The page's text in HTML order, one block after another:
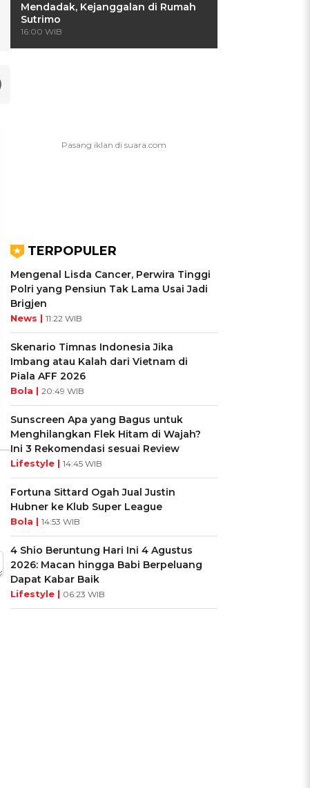
KUIS: Sepatu Mana yang
Cocok dengan
Ikuti Kuisnya ➔
Mendadak, Kejanggalan di Rumah
Sutrimo
16:00 WIB
TERPOPULER
Mengenal Lisda Cancer, Perwira Tinggi
Polri yang Pensiun Tak Lama Usai Jadi
Brigjen
News | 11:22 WIB
Skenario Timnas Indonesia Jika
Imbang atau Kalah dari Vietnam di
Piala AFF 2026
Bola | 20:49 WIB
Sunscreen Apa yang Bagus untuk
Menghilangkan Flek Hitam di Wajah?
Ini 3 Rekomendasi sesuai Review
Lifestyle | 14:45 WIB
Fortuna Sittard Ogah Jual Justin
Hubner ke Klub Super League
Bola | 14:53 WIB
4 Shio Beruntung Hari Ini 4 Agustus
2026: Macan hingga Babi Berpeluang
Dapat Kabar Baik
Lifestyle | 06:23 WIB